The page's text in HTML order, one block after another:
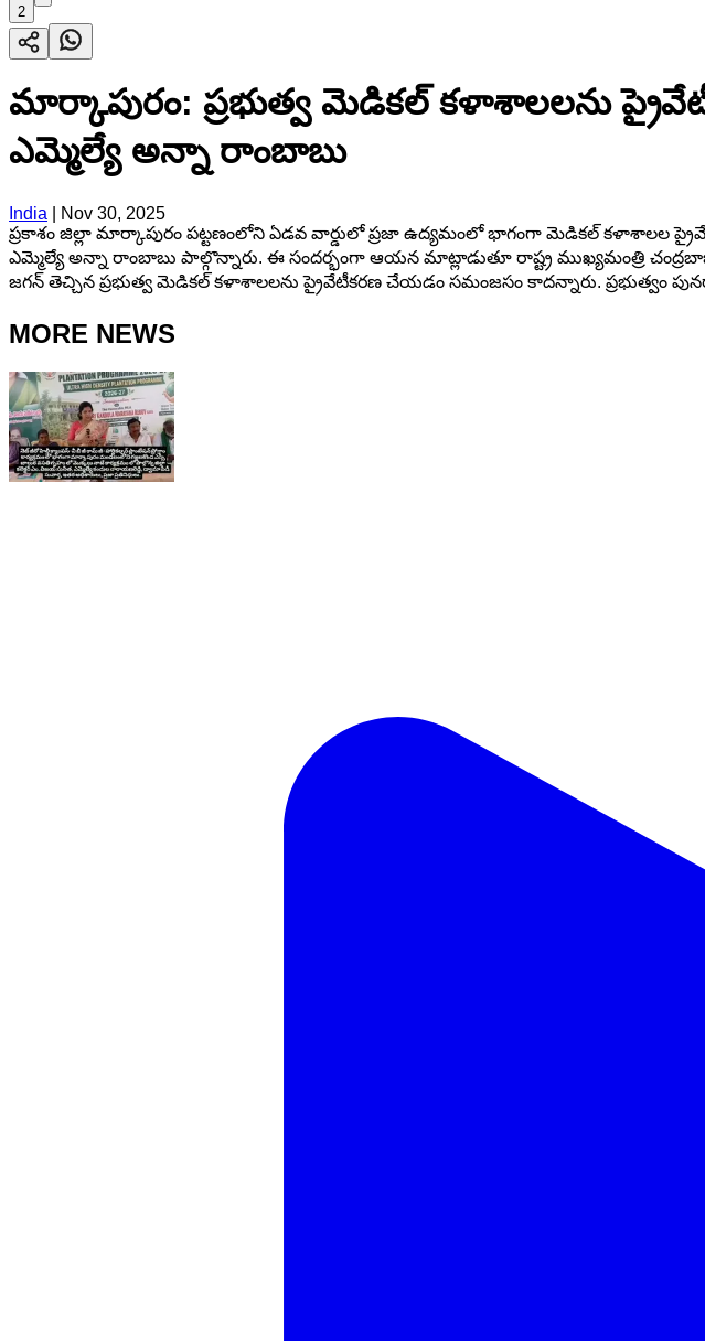
2
మార్కాపురం: ప్రభుత్వ మెడికల్ కళాశాలలను
ఎమ్మెల్యే అన్నా రాంబాబు
India
Nov 30, 2025
ప్రకాశం జిల్లా మార్కాపురం పట్టణంలోని ఏడవ వార్డులో ప్రజా ఉద్యమంలో భాగంగా మెడికల్ కళాశాలల
ఎమ్మెల్యే అన్నా రాంబాబు పాల్గొన్నారు. ఈ సందర్భంగా ఆయన మాట్లాడుతూ రాష్ట్ర ముఖ్యమంత్రి
జగన్ తెచ్చిన ప్రభుత్వ మెడికల్ కళాశాలలను ప్రైవేటీకరణ చేయడం సమంజసం కాదన్నారు. ప్రభుత్వం
MORE NEWS